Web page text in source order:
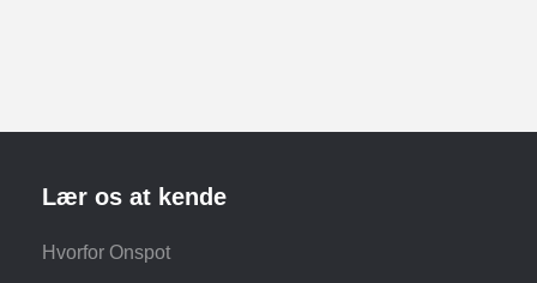
Lær os at kende
Hvorfor Onspot